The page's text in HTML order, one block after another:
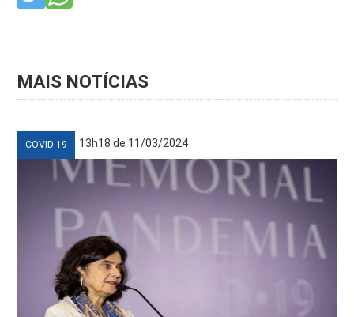
MAIS NOTÍCIAS
COVID-19 13h18 de 11/03/2024